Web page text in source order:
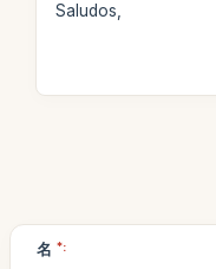
Saludos,
名 *: